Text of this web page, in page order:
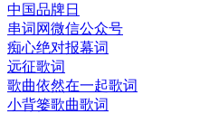
中国品牌日
串词网微信公众号
痴心绝对报幕词
远征歌词
歌曲依然在一起歌词
小背篓歌曲歌词